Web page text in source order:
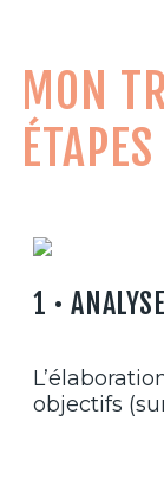
MON
ÉTAPES
1 •
objectifs